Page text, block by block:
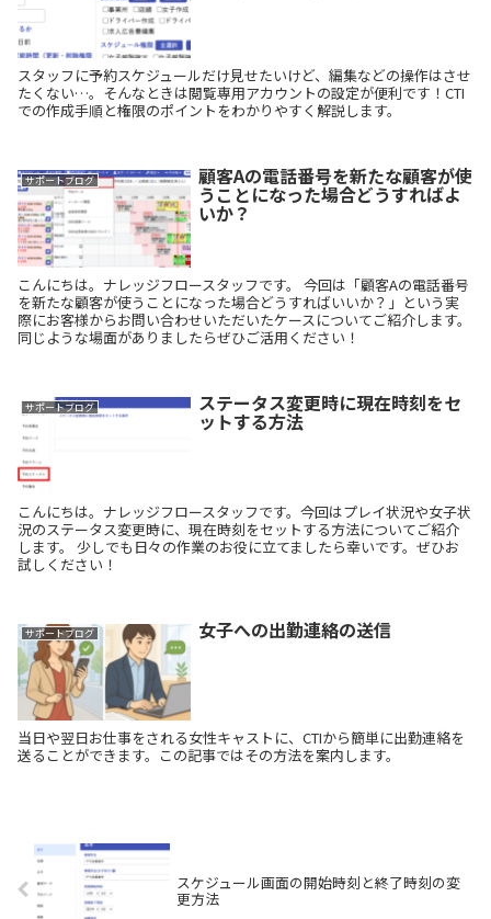
スタッフに予約スケジュールだけ見せたいけど、編集などの操作はさせ
たくない…。そんなときは閲覧専用アカウントの設定が便利です！CTI
での作成手順と権限のポイントをわかりやすく解説します。
サポートブログ 顧客Aの電話番号を新たな顧客が使
うことになった場合どうすればよ
いか？
こんにちは。ナレッジフロースタッフです。 今回は「顧客Aの電話番号
を新たな顧客が使うことになった場合どうすればいいか？」という実
際にお客様からお問い合わせいただいたケースについてご紹介します。
同じような場面がありましたらぜひご活用ください！
サポートブログ ステータス変更時に現在時刻をセ
ットする方法
こんにちは。ナレッジフロースタッフです。今回はプレイ状況や女子状
況のステータス変更時に、現在時刻をセットする方法についてご紹介
します。 少しでも日々の作業のお役に立てましたら幸いです。ぜひお
試しください！
サポートブログ 女子への出勤連絡の送信
当日や翌日お仕事をされる女性キャストに、CTIから簡単に出勤連絡を
送ることができます。この記事ではその方法を案内します。
スケジュール画面の開始時刻と終了時刻の変
更方法